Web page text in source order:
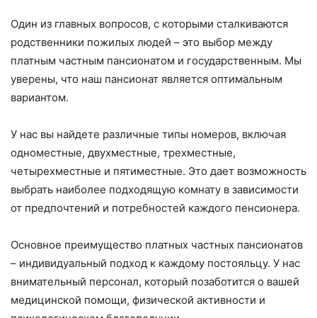
Один из главных вопросов, с которыми сталкиваются
родственники пожилых людей – это выбор между
платным частным пансионатом и государственным. Мы
уверены, что наш пансионат является оптимальным
вариантом.
У нас вы найдете различные типы номеров, включая
одноместные, двухместные, трехместные,
четырехместные и пятиместные. Это дает возможность
выбрать наиболее подходящую комнату в зависимости
от предпочтений и потребностей каждого пенсионера.
Основное преимущество платных частных пансионатов
– индивидуальный подход к каждому постояльцу. У нас
внимательный персонал, который позаботится о вашей
медицинской помощи, физической активности и